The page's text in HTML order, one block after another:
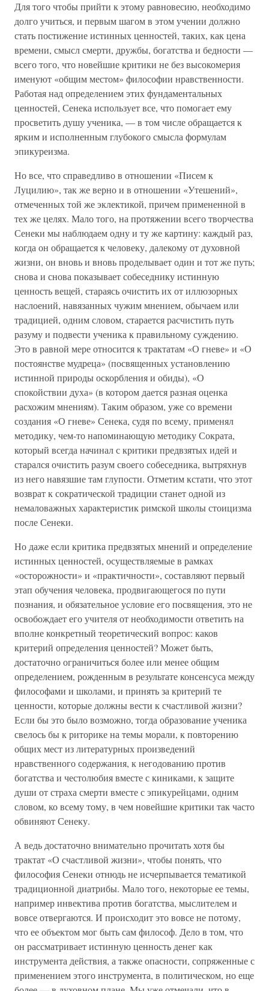
Для того чтобы прийти к этому равновесию, необходимо
долго учиться, и первым шагом в этом учении должно
стать постижение истинных ценностей, таких, как цена
времени, смысл смерти, дружбы, богатства и бедности —
всего того, что новейшие критики не без высокомерия
именуют «общим местом» философии нравственности.
Работая над определением этих фундаментальных
ценностей, Сенека использует все, что помогает ему
просветить душу ученика, — в том числе обращается к
ярким и исполненным глубокого смысла формулам
эпикуреизма.
Но все, что справедливо в отношении «Писем к
Луцилию», так же верно и в отношении «Утешений»,
отмеченных той же эклектикой, причем примененной в
тех же целях. Мало того, на протяжении всего творчества
Сенеки мы наблюдаем одну и ту же картину: каждый раз,
когда он обращается к человеку, далекому от духовной
жизни, он вновь и вновь проделывает один и тот же путь;
снова и снова показывает собеседнику истинную
ценность вещей, стараясь очистить их от иллюзорных
наслоений, навязанных чужим мнением, обычаем или
традицией, одним словом, старается расчистить путь
разуму и подвести ученика к правильному суждению.
Это в равной мере относится к трактатам «О гневе» и «О
постоянстве мудреца» (посвященных установлению
истинной природы оскорбления и обиды), «О
спокойствии духа» (в котором дается разная оценка
расхожим мнениям). Таким образом, уже со времени
создания «О гневе» Сенека, судя по всему, применял
методику, чем-то напоминающую методику Сократа,
который всегда начинал с критики предвзятых идей и
старался очистить разум своего собеседника, вытряхнув
из него навязшие там глупости. Отметим кстати, что этот
возврат к сократической традиции станет одной из
немаловажных характеристик римской школы стоицизма
после Сенеки.
Но даже если критика предвзятых мнений и определение
истинных ценностей, осуществляемые в рамках
«осторожности» и «практичности», составляют первый
этап обучения человека, продвигающегося по пути
познания, и обязательное условие его посвящения, это не
освобождает его учителя от необходимости ответить на
вполне конкретный теоретический вопрос: каков
критерий определения ценностей? Может быть,
достаточно ограничиться более или менее общим
определением, рожденным в результате консенсуса между
философами и школами, и принять за критерий те
ценности, которые должны вести к счастливой жизни?
Если бы это было возможно, тогда образование ученика
свелось бы к риторике на темы морали, к повторению
общих мест из литературных произведений
нравственного содержания, к негодованию против
богатства и честолюбия вместе с киниками, к защите
души от страха смерти вместе с эпикурейцами, одним
словом, ко всему тому, в чем новейшие критики так часто
обвиняют Сенеку.
А ведь достаточно внимательно прочитать хотя бы
трактат «О счастливой жизни», чтобы понять, что
философия Сенеки отнюдь не исчерпывается тематикой
традиционной диатрибы. Мало того, некоторые ее темы,
например инвектива против богатства, мыслителем и
вовсе отвергаются. И происходит это вовсе не потому,
что ее объектом мог быть сам философ. Дело в том, что
он рассматривает истинную ценность денег как
инструмента действия, а также опасности, сопряженные с
применением этого инструмента, в политическом, но еще